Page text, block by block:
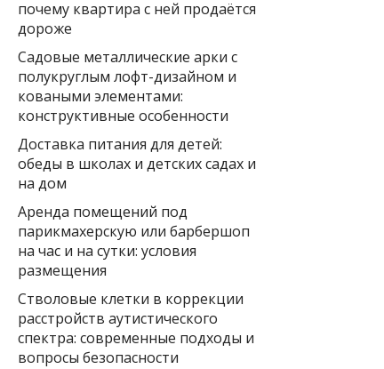
почему квартира с ней продаётся
дороже
Садовые металлические арки с
полукруглым лофт-дизайном и
коваными элементами:
конструктивные особенности
Доставка питания для детей:
обеды в школах и детских садах и
на дом
Аренда помещений под
парикмахерскую или барбершоп
на час и на сутки: условия
размещения
Стволовые клетки в коррекции
расстройств аутистического
спектра: современные подходы и
вопросы безопасности